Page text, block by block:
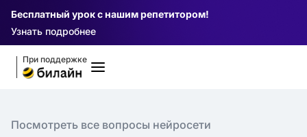
Бесплатный урок с нашим репетитором!
Узнать подробнее
При поддержке
Посмотреть все вопросы нейросети